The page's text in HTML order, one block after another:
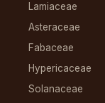
Lamiaceae
Asteraceae
Fabaceae
Hypericaceae
Solanaceae